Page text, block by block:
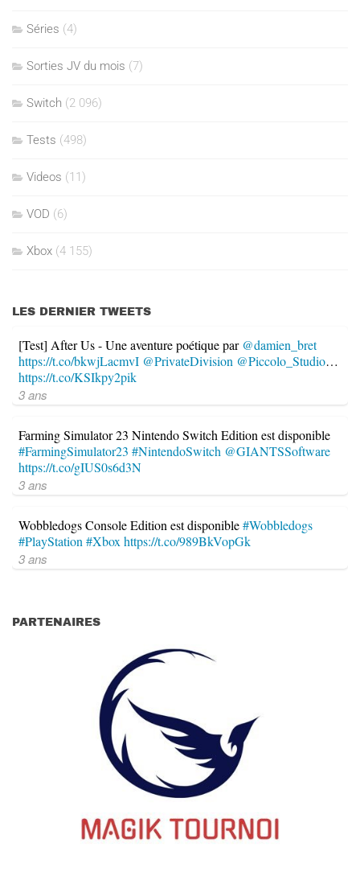
Séries (4)
Sorties JV du mois (7)
Switch (2 096)
Tests (498)
Videos (11)
VOD (6)
Xbox (4 155)
LES DERNIER TWEETS
[Test] After Us - Une aventure poétique par @damien_bret
https://t.co/bkwjLacmvI @PrivateDivision @Piccolo_Studio…
https://t.co/KSIkpy2pik
3 ans
Farming Simulator 23 Nintendo Switch Edition est disponible
#FarmingSimulator23 #NintendoSwitch @GIANTSSoftware
https://t.co/gIUS0s6d3N
3 ans
Wobbledogs Console Edition est disponible#Wobbledogs
#PlayStation #Xbox https://t.co/989BkVopGk
3 ans
PARTENAIRES